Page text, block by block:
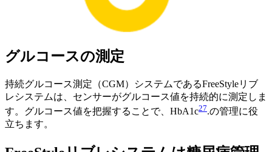
グルコースの測定
持続グルコース測定（CGM）システムであるFreeStyleリブ
レシステムは、センサーがグルコース値を持続的に測定しま
す。グルコース値を把握することで、HbA1c27.の管理に役
立ちます。